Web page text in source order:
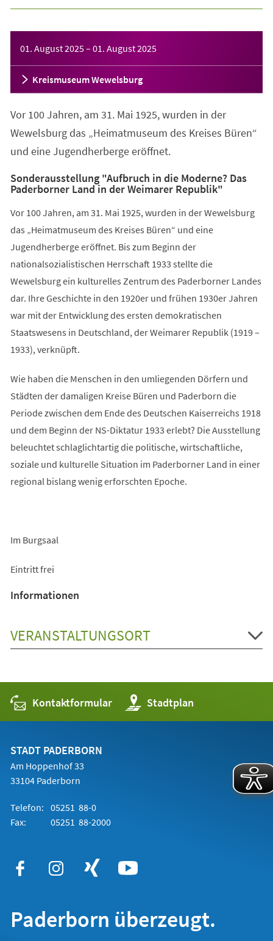
01. August 2025– 01. August 2025
Kreismuseum Wewelsburg
Vor 100 Jahren, am 31. Mai 1925, wurden in der
Wewelsburg das „Heimatmuseum des Kreises Büren“
und eine Jugendherberge eröffnet.
Sonderausstellung "Aufbruch in die Moderne? Das
Paderborner Land in der Weimarer Republik"
Vor 100 Jahren, am 31. Mai 1925, wurden in der Wewelsburg
das „Heimatmuseum des Kreises Büren“ und eine
Jugendherberge eröffnet. Bis zum Beginn der
nationalsozialistischen Herrschaft 1933 stellte die
Wewelsburg ein kulturelles Zentrum des Paderborner Landes
dar. Ihre Geschichte in den 1920er und frühen 1930er Jahren
war mit der Entwicklung des ersten demokratischen
Staatswesens in Deutschland, der Weimarer Republik (1919 –
1933), verknüpft.
Wie haben die Menschen in den umliegenden Dörfern und
Städten der damaligen Kreise Büren und Paderborn die
Periode zwischen dem Ende des Deutschen Kaiserreichs 1918
und dem Beginn der NS-Diktatur 1933 erlebt? Die Ausstellung
beleuchtet schlaglichtartig die politische, wirtschaftliche,
soziale und kulturelle Situation im Paderborner Land in einer
regional bislang wenig erforschten Epoche.
Im Burgsaal
Eintritt frei
Informationen
VERANSTALTUNGSORT
Kontaktformular Stadtplan
(Öffnet
in
einem
STADT PADERBORN
Am Hoppenhof 33
33104 Paderborn
Telefon: 05251 88-0
Fax:
05251 88-2000
Paderborn überzeugt.